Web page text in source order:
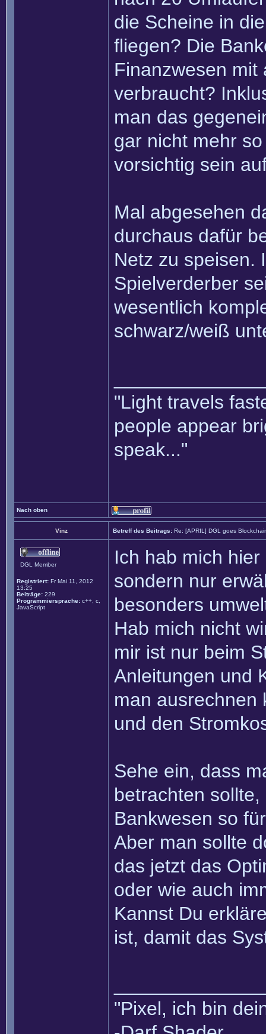
die Scheine in
fliegen? Die
Finanzwesen mit
verbraucht?
man das
gar nicht mehr
vorsichtig sein
Mal abgesehen
durchaus dafür
Netz zu speisen.
Spielverderber
wesentlich
schwarz/weiß
"Light travels
people appear
speak..."
Nach oben
Vinz Betreff des Beitrags: Re: [APRIL] DGL goes
DGL Member
Registriert: Fr Mai 11, 2012
13:25
Beiträge: 229
Programmiersprache: c++, c,
JavaScript
Ich hab mich
sondern nur
besonders
Hab mich nicht
mir ist nur beim
Anleitungen und
man ausrechnen
und den
Sehe ein, dass
betrachten
Bankwesen so
Aber man sollte
das jetzt das
oder wie auch
Kannst Du
ist, damit das
"Pixel, ich bin